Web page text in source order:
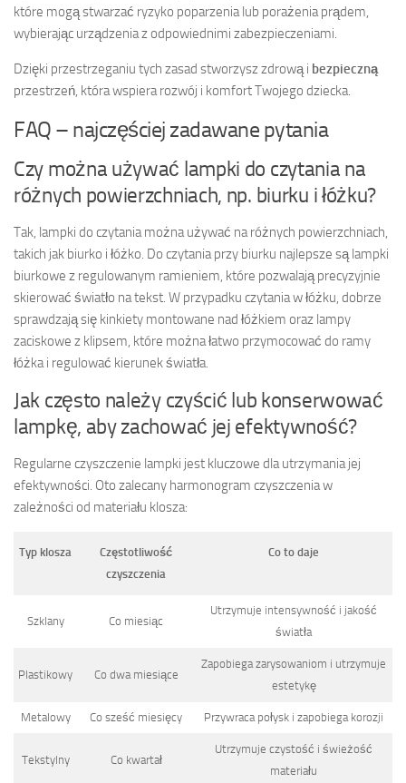
które mogą stwarzać ryzyko poparzenia lub porażenia prądem,
wybierając urządzenia z odpowiednimi zabezpieczeniami.
Dzięki przestrzeganiu tych zasad stworzysz zdrową i bezpieczną
przestrzeń, która wspiera rozwój i komfort Twojego dziecka.
FAQ – najczęściej zadawane pytania
Czy można używać lampki do czytania na
różnych powierzchniach, np. biurku i łóżku?
Tak, lampki do czytania można używać na różnych powierzchniach,
takich jak biurko i łóżko. Do czytania przy biurku najlepsze są lampki
biurkowe z regulowanym ramieniem, które pozwalają precyzyjnie
skierować światło na tekst. W przypadku czytania w łóżku, dobrze
sprawdzają się kinkiety montowane nad łóżkiem oraz lampy
zaciskowe z klipsem, które można łatwo przymocować do ramy
łóżka i regulować kierunek światła.
Jak często należy czyścić lub konserwować
lampkę, aby zachować jej efektywność?
Regularne czyszczenie lampki jest kluczowe dla utrzymania jej
efektywności. Oto zalecany harmonogram czyszczenia w
zależności od materiału klosza:
Typ klosza
Częstotliwość
czyszczenia
Co to daje
Szklany Co miesiąc
Utrzymuje intensywność i jakość
światła
Plastikowy Co dwa miesiące
Zapobiega zarysowaniom i utrzymuje
estetykę
Metalowy Co sześć miesięcy Przywraca połysk i zapobiega korozji
Tekstylny Co kwartał
Utrzymuje czystość i świeżość
materiału